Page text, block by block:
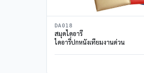
DA018
สมุดไดอารี่
ไดอารี่ปกหนังเทียมงานด่วน